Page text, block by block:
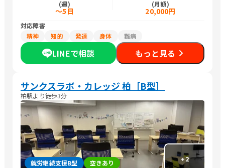
(週)
～5日
(月額)
20,000円
対応障害
精神
知的 発達 身体 難病
LINEで相談 もっと見る
サンクスラボ・カレッジ 柏［B型］
柏駅より徒歩3分
+2
就労継続支援B型 空きあり